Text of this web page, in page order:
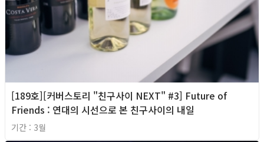
[189호][커버스토리 "친구사이 NEXT" #3] Future of
Friends : 연대의 시선으로 본 친구사이의 내일
기간 : 3월